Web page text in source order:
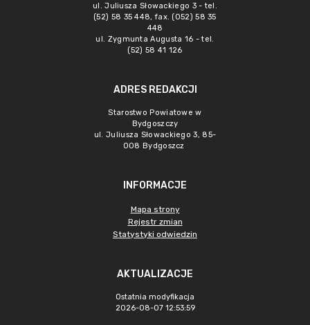
ul. Juliusza Słowackiego 3 - tel.
(52) 58 35 448, fax. (052) 58 35
448
ul. Zygmunta Augusta 16 - tel.
(52) 58 41 126
ADRES REDAKCJI
Starostwo Powiatowe w
Bydgoszczy
ul. Juliusza Słowackiego 3, 85-
008 Bydgoszcz
INFORMACJE
Mapa strony
Rejestr zmian
Statystyki odwiedzin
AKTUALIZACJE
Ostatnia modyfikacja
2026-08-07 12:53:59